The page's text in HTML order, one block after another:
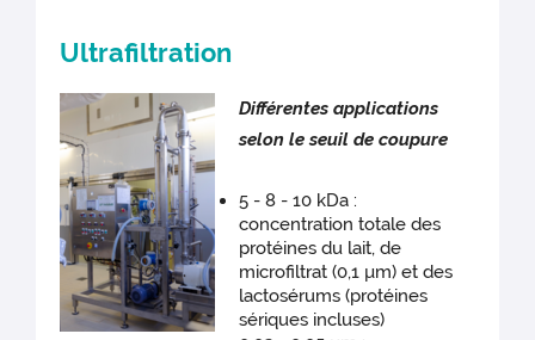
Ultrafiltration
Différentes applications
selon le seuil de coupure
5 - 8 - 10 kDa :
concentration totale des
protéines du lait, de
microfiltrat (0,1 µm) et des
lactosérums (protéines
sériques incluses)